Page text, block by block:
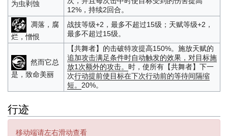
为虫剥蚀
12%，持续2回合。
凋落，腐
烂，憎恨
战技等级+2，最多不超过15级；天赋等级+2，
最多不超过15级。
然而它总
是，致命美丽
【共舞者】的击破特攻提高150%。施放天赋的
追加攻击满足条件时自动触发的效果，对目标施
放1次额外的攻击。 时，使所有【共舞者】下一
次行动提前使目标在下次行动前的等待间隔缩
短。 20%。
行迹
移动端请左右滑动查看